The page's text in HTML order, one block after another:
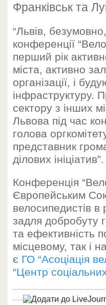
Франківськ та
“Львів,
конференції
перший рік
міста, активно
організації, і
інфраструктуру.
сектору з інших
Львова під час
голова
представник
ділових ініціатив”.
Конференція
Європейським
велосипедистів в
задля добробуту
та ефективність
місцевому, так і
є ГО “Асоціація
“Центр